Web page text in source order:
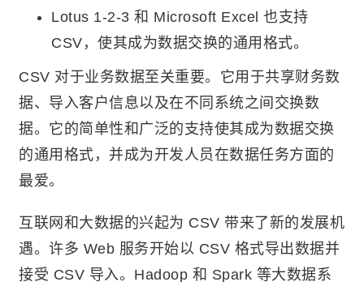
Lotus 1-2-3 和 Microsoft Excel 也支持
CSV，使其成为数据交换的通用格式。
CSV 对于业务数据至关重要。它用于共享财务数
据、导入客户信息以及在不同系统之间交换数
据。它的简单性和广泛的支持使其成为数据交换
的通用格式，并成为开发人员在数据任务方面的
最爱。
互联网和大数据的兴起为 CSV 带来了新的发展机
遇。许多 Web 服务开始以 CSV 格式导出数据并
接受 CSV 导入。Hadoop 和 Spark 等大数据系